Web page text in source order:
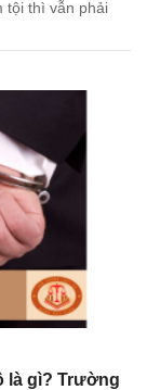
tội thì vẫn phải
là gì? Trường